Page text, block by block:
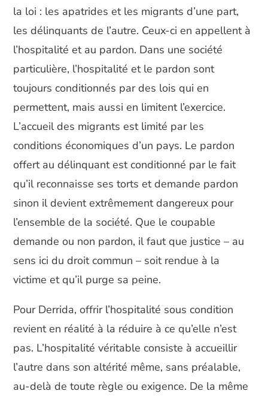
la loi : les apatrides et les migrants d’une part,
les délinquants de l’autre. Ceux-ci en appellent à
l’hospitalité et au pardon. Dans une société
particulière, l’hospitalité et le pardon sont
toujours conditionnés par des lois qui en
permettent, mais aussi en limitent l’exercice.
L’accueil des migrants est limité par les
conditions économiques d’un pays. Le pardon
offert au délinquant est conditionné par le fait
qu’il reconnaisse ses torts et demande pardon
sinon il devient extrêmement dangereux pour
l’ensemble de la société. Que le coupable
demande ou non pardon, il faut que justice – au
sens ici du droit commun – soit rendue à la
victime et qu’il purge sa peine.
Pour Derrida, offrir l’hospitalité sous condition
revient en réalité à la réduire à ce qu’elle n’est
pas. L’hospitalité véritable consiste à accueillir
l’autre dans son altérité même, sans préalable,
au-delà de toute règle ou exigence. De la même